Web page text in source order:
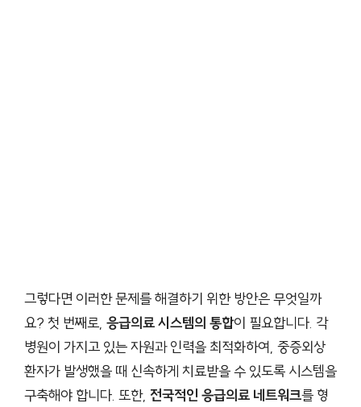
그렇다면 이러한 문제를 해결하기 위한 방안은 무엇일까
요? 첫 번째로, 응급의료 시스템의 통합이 필요합니다. 각
병원이 가지고 있는 자원과 인력을 최적화하여, 중증외상
환자가 발생했을 때 신속하게 치료받을 수 있도록 시스템을
구축해야 합니다. 또한, 전국적인 응급의료 네트워크를 형